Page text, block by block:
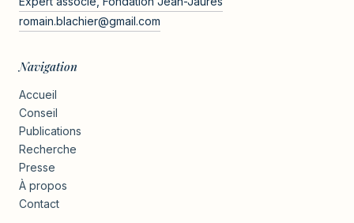
romain.blachier@gmail.com
Navigation
Accueil
Conseil
Publications
Recherche
Presse
À propos
Contact